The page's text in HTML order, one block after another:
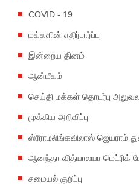
COVID - 19
மக்களின் எதிர்பார்ப்பு
இன்றைய தினம்
ஆன்மீகம்
செய்தி மக்கள் தொடர்பு
முக்கிய அறிவிப்பு
ஸ்ரீராமலிங்கவிலாஸ் ஜெயராம்
ஆனந்தா வித்யாலயா மெட்ரிக்
சமையல் குறிப்பு